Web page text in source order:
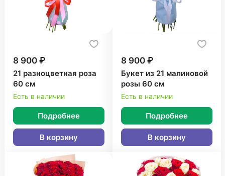
8 900 ₽
21 разноцветная роза
60 см
Есть в наличии
Подробнее
В корзину
8 900 ₽
Букет из 21 малиновой
розы 60 см
Есть в наличии
Подробнее
В корзину